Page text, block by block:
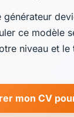
générateur
ce modèle
niveau et le
mon CV